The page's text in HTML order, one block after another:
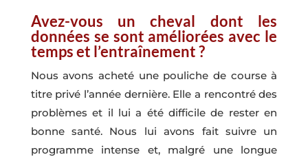
Avez-vous un cheval dont les
données se sont améliorées avec le
temps et l’entraînement ?
Nous avons acheté une pouliche de course à
titre privé l’année dernière. Elle a rencontré des
problèmes et il lui a été difficile de rester en
bonne santé. Nous lui avons fait suivre un
programme intense et, malgré une longue